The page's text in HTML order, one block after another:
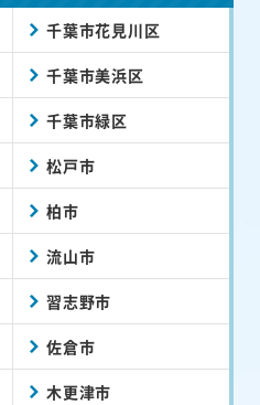
千葉市花見川区
千葉市美浜区
千葉市緑区
松戸市
柏市
流山市
習志野市
佐倉市
木更津市